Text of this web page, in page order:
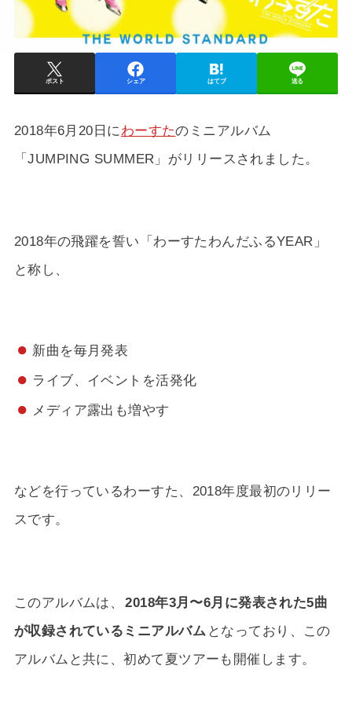
ポスト シェア はてブ 送る
2018年6月20日にわーすたのミニアルバム
「JUMPING SUMMER」がリリースされました。
2018年の飛躍を誓い「わーすたわんだふるYEAR」
と称し、
新曲を毎月発表
ライブ、イベントを活発化
メディア露出も増やす
などを行っているわーすた、2018年度最初のリリー
スです。
このアルバムは、 2018年3月〜6月に発表された5曲
が収録されているミニアルバム となっており、この
アルバムと共に、初めて夏ツアーも開催します。